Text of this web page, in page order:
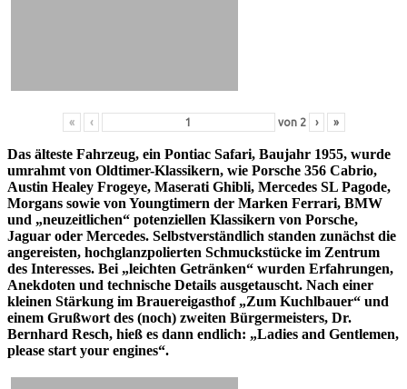
« ‹ von 2 › »
Das älteste Fahrzeug, ein Pontiac Safari, Baujahr 1955, wurde
umrahmt von Oldtimer-Klassikern, wie Porsche 356 Cabrio,
Austin Healey Frogeye, Maserati Ghibli, Mercedes SL Pagode,
Morgans sowie von Youngtimern der Marken Ferrari, BMW
und „neuzeitlichen“ potenziellen Klassikern von Porsche,
Jaguar oder Mercedes. Selbstverständlich standen zunächst die
angereisten, hochglanzpolierten Schmuckstücke im Zentrum
des Interesses. Bei „leichten Getränken“ wurden Erfahrungen,
Anekdoten und technische Details ausgetauscht. Nach einer
kleinen Stärkung im Brauereigasthof „Zum Kuchlbauer“ und
einem Grußwort des (noch) zweiten Bürgermeisters, Dr.
Bernhard Resch, hieß es dann endlich: „Ladies and Gentlemen,
please start your engines“.